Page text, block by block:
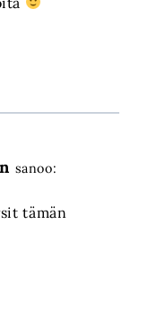
sanoo:
tämän